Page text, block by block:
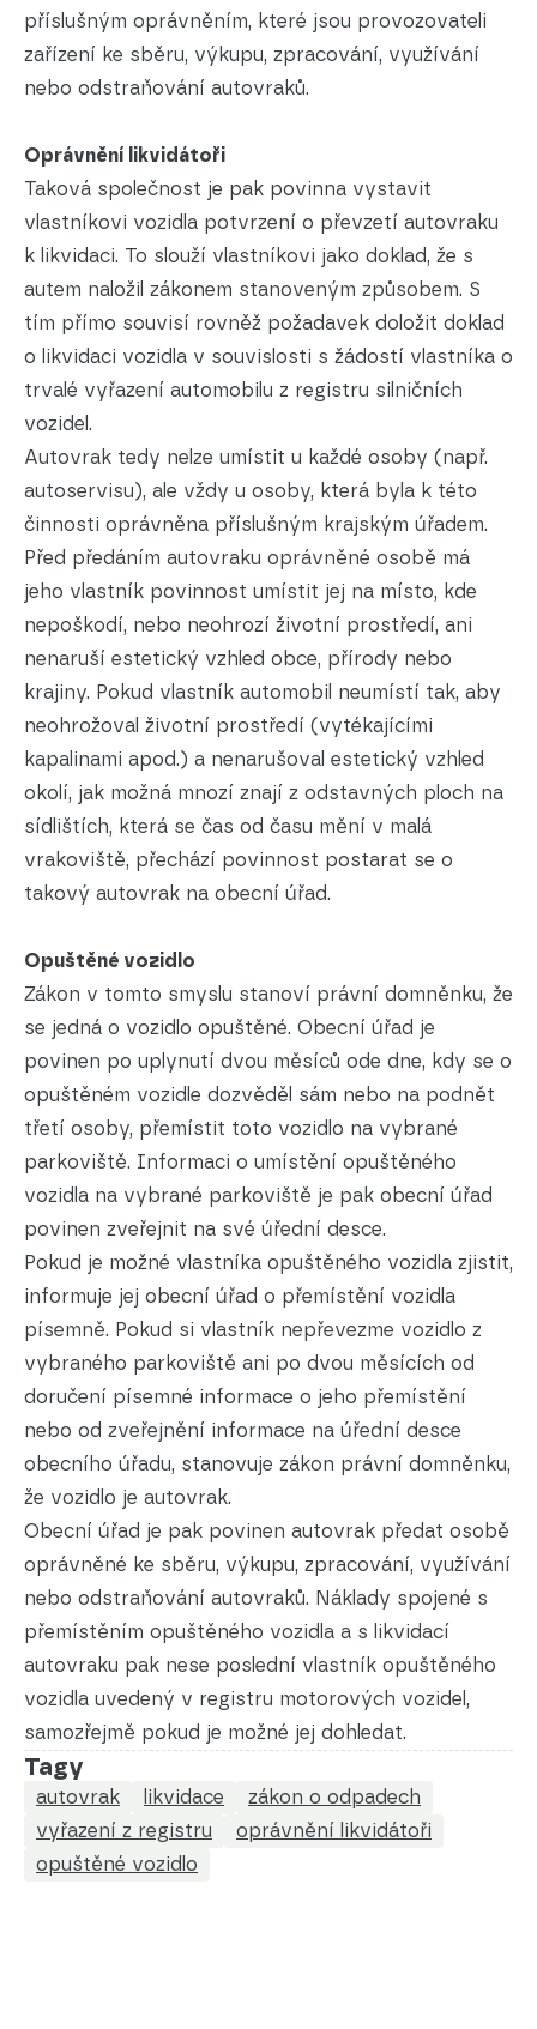
příslušným oprávněním, které jsou provozovateli
zařízení ke sběru, výkupu, zpracování, využívání
nebo odstraňování autovraků.
Oprávnění likvidátoři
Taková společnost je pak povinna vystavit
vlastníkovi vozidla potvrzení o převzetí autovraku
k likvidaci. To slouží vlastníkovi jako doklad, že s
autem naložil zákonem stanoveným způsobem. S
tím přímo souvisí rovněž požadavek doložit doklad
o likvidaci vozidla v souvislosti s žádostí vlastníka o
trvalé vyřazení automobilu z registru silničních
vozidel.
Autovrak tedy nelze umístit u každé osoby (např.
autoservisu), ale vždy u osoby, která byla k této
činnosti oprávněna příslušným krajským úřadem.
Před předáním autovraku oprávněné osobě má
jeho vlastník povinnost umístit jej na místo, kde
nepoškodí, nebo neohrozí životní prostředí, ani
nenaruší estetický vzhled obce, přírody nebo
krajiny. Pokud vlastník automobil neumístí tak, aby
neohrožoval životní prostředí (vytékajícími
kapalinami apod.) a nenarušoval estetický vzhled
okolí, jak možná mnozí znají z odstavných ploch na
sídlištích, která se čas od času mění v malá
vrakoviště, přechází povinnost postarat se o
takový autovrak na obecní úřad.
Opuštěné vozidlo
Zákon v tomto smyslu stanoví právní domněnku, že
se jedná o vozidlo opuštěné. Obecní úřad je
povinen po uplynutí dvou měsíců ode dne, kdy se o
opuštěném vozidle dozvěděl sám nebo na podnět
třetí osoby, přemístit toto vozidlo na vybrané
parkoviště. Informaci o umístění opuštěného
vozidla na vybrané parkoviště je pak obecní úřad
povinen zveřejnit na své úřední desce.
Pokud je možné vlastníka opuštěného vozidla zjistit,
informuje jej obecní úřad o přemístění vozidla
písemně. Pokud si vlastník nepřevezme vozidlo z
vybraného parkoviště ani po dvou měsících od
doručení písemné informace o jeho přemístění
nebo od zveřejnění informace na úřední desce
obecního úřadu, stanovuje zákon právní domněnku,
že vozidlo je autovrak.
Obecní úřad je pak povinen autovrak předat osobě
oprávněné ke sběru, výkupu, zpracování, využívání
nebo odstraňování autovraků. Náklady spojené s
přemístěním opuštěného vozidla a s likvidací
autovraku pak nese poslední vlastník opuštěného
vozidla uvedený v registru motorových vozidel,
samozřejmě pokud je možné jej dohledat.
Tagy
autovrak likvidace
zákon o odpadech
vyřazení z registru
oprávnění likvidátoři
opuštěné vozidlo